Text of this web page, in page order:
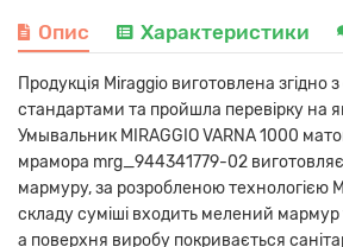
Опис Характеристики
Продукція Miraggio виготовлена ​​згідно
стандартами та пройшла перевірку на
Умывальник MIRAGGIO VARNA 1000
мрамора mrg_944341779-02
мармуру, за розробленою технологією
складу суміші входить мелений мармур
а поверхня виробу покривається